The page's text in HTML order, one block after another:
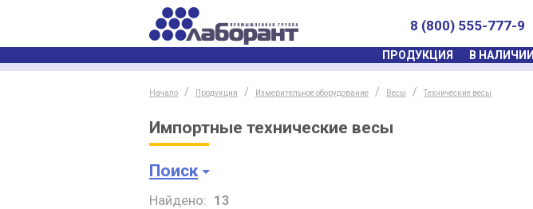
8 (800) 555-777-9
ПРОДУКЦИЯ В НАЛИЧИИ
Начало Продукция Измерительное оборудование Весы Технические весы
Импортные технические весы
Поиск
Найдено: 13